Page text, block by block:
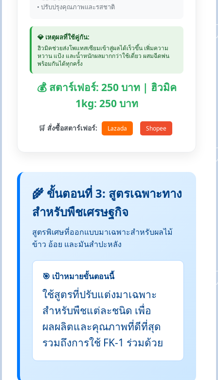
• ปรับปรุงคุณภาพและรสชาติ
💎 เหตุผลที่ใช้คู่กัน:
ฮิวมิคช่วยส่งโพแทสเซียมเข้าสู่ผลได้เร็วขึ้น เพิ่มความ
หวาน แป้ง และน้ำหนักผลมากกว่าใช้เดี่ยว ผสมฉีดพ่น
พร้อมกันได้ทุกครั้ง
💰 สตาร์เฟอร์: 250 บาท | ฮิวมิค
1kg: 250 บาท
🛒 สั่งซื้อสตาร์เฟอร์: Lazada Shopee
🌾 ขั้นตอนที่ 3: สูตรเฉพาะทาง
สำหรับพืชเศรษฐกิจ
สูตรพิเศษที่ออกแบบมาเฉพาะสำหรับผลไม้
ข้าว อ้อย และมันสำปะหลัง
🎯 เป้าหมายขั้นตอนนี้
ใช้สูตรที่ปรับแต่งมาเฉพาะ
สำหรับพืชแต่ละชนิด เพื่อ
ผลผลิตและคุณภาพที่ดีที่สุด
รวมถึงการใช้ FK-1 ร่วมด้วย